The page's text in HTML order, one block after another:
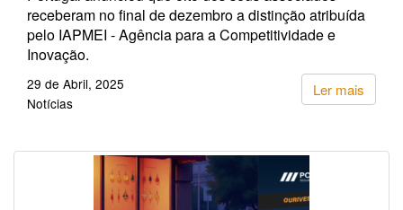
receberam no final de dezembro a distinção atribuída
pelo IAPMEI - Agência para a Competitividade e
Inovação.
Ler mais
29 de Abril, 2025
Notícias